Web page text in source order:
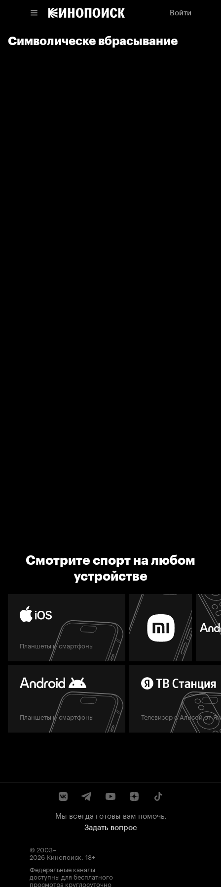
Войти
Символическе вбрасывание
Смотрите спорт на любом
устройстве
Планшеты и смартфоны
Планшеты и смартфоны Телевизор с Алисой от
Мы всегда готовы вам помочь.
Задать вопрос
© 2003–
2026 Кинопоиск. 18+
Федеральные каналы
доступны для бесплатного
просмотра круглосуточно